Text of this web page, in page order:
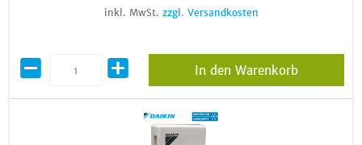
inkl. MwSt. zzgl. Versandkosten
In den Warenkorb